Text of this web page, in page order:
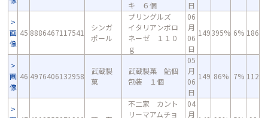
キ ６個
日
画
像
45 8886467117541
シンガ
ポール
プリングルズ
イタリアンボロ
ネーゼ １１０
ｇ
06
月
06
日
149395% 6% 186
画
像
46 4976406132958
武蔵製
菓
武蔵製菓 鮎個
包装 １個
05
月
06
日
149 86% 7% 112
不二家 カント
リーマアムチョ
04
月